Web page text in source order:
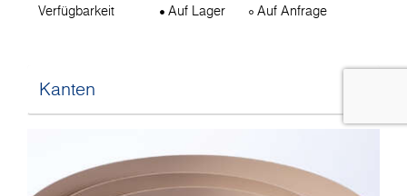
Verfügbarkeit Auf Lager Auf Anfrage
Kanten